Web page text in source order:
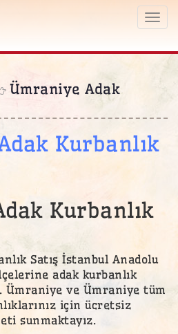
Ümraniye Adak
Kurbanlık
Kurbanlık
Satış İstanbul Anadolu
adak kurbanlık
ve Ümraniye tüm
için ücretsiz
sunmaktayız.